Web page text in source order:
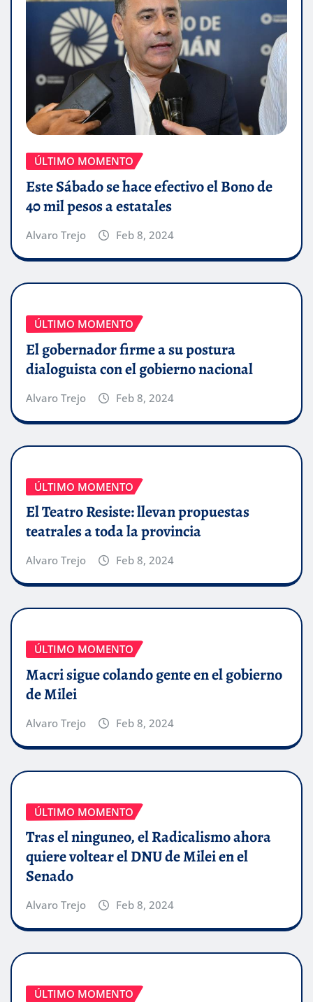
ÚLTIMO MOMENTO
Este Sábado se hace efectivo el Bono de
40 mil pesos a estatales
Alvaro Trejo Feb 8, 2024
ÚLTIMO MOMENTO
El gobernador firme a su postura
dialoguista con el gobierno nacional
Alvaro Trejo Feb 8, 2024
ÚLTIMO MOMENTO
El Teatro Resiste: llevan propuestas
teatrales a toda la provincia
Alvaro Trejo Feb 8, 2024
ÚLTIMO MOMENTO
Macri sigue colando gente en el gobierno
de Milei
Alvaro Trejo Feb 8, 2024
ÚLTIMO MOMENTO
Tras el ninguneo, el Radicalismo ahora
quiere voltear el DNU de Milei en el
Senado
Alvaro Trejo Feb 8, 2024
ÚLTIMO MOMENTO